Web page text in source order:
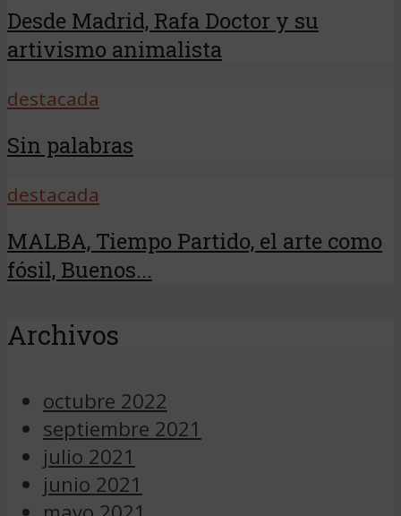
Desde Madrid, Rafa Doctor y su
artivismo animalista
destacada
Sin palabras
destacada
MALBA, Tiempo Partido, el arte como
fósil, Buenos...
Archivos
octubre 2022
septiembre 2021
julio 2021
junio 2021